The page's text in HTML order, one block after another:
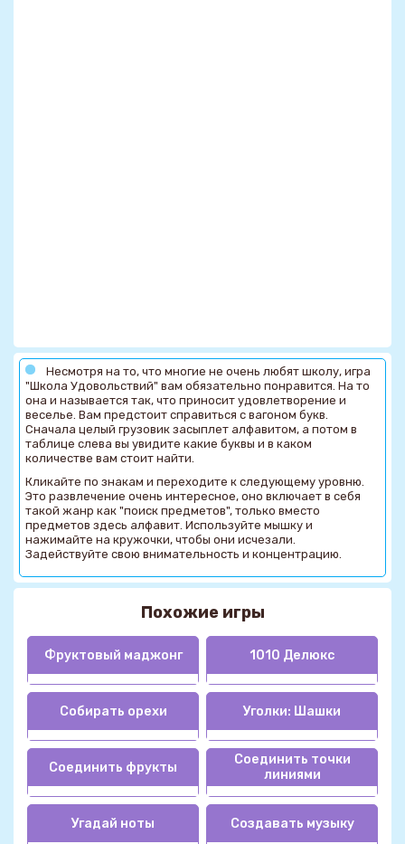
Несмотря на то, что многие не очень любят школу, игра
"Школа Удовольствий" вам обязательно понравится. На то
она и называется так, что приносит удовлетворение и
веселье. Вам предстоит справиться с вагоном букв.
Сначала целый грузовик засыплет алфавитом, а потом в
таблице слева вы увидите какие буквы и в каком
количестве вам стоит найти.
Кликайте по знакам и переходите к следующему уровню.
Это развлечение очень интересное, оно включает в себя
такой жанр как "поиск предметов", только вместо
предметов здесь алфавит. Используйте мышку и
нажимайте на кружочки, чтобы они исчезали.
Задействуйте свою внимательность и концентрацию.
Похожие игры
Фруктовый маджонг 1010 Делюкс
Собирать орехи Уголки: Шашки
Соединить фрукты
Соединить точки
линиями
Угадай ноты Создавать музыку